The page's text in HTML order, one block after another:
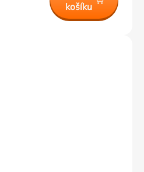
košíku